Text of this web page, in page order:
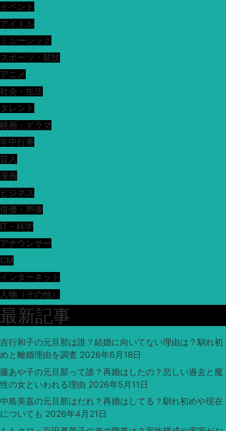
イベント
アイドル
ミュージック
スポーツ・競技
アニメ
社会・生活
タレント
映画・ドラマ
年中行事
芸人
漫画
ビジネス
俳優・声優
IT・科学
アナウンサー
CM
インターネット
人物（その他）
最新記事
吉行和子の元旦那は誰？結婚に向いてない理由は？馴れ初
めと離婚理由を調査 2026年6月18日
藤あや子の元旦那って誰？再婚はしたの？悲しい過去と魔
性の女といわれる理由 2026年5月11日
中島美嘉の元旦那はだれ？再婚はしてる？馴れ初めや現在
についても 2026年4月21日